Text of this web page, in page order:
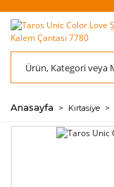
🖱️
KARGO
📦
AZ
ÖDE
💰
Anasayfa Kırtasiye